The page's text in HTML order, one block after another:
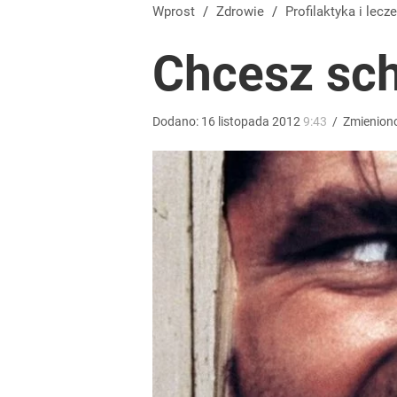
Wrze po roku Nawrockiego. „Największa hańba”
Cukrzyca go nie zatrzymała. 21-latek pobiegnie
Słyszysz grzmot? Natychmiast szukaj schronienia
Wprost / Zdrowie / Profilaktyka i
Chcesz
Dodano: 16 listopada 2012 9:43 /